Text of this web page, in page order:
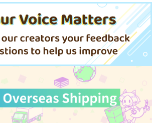
歪愛
果物動物
そのこ、どこの狐？
新ジャガ
787円（税込）
五条悟×虎杖悠仁
サンプル
ARCHES
629円（税込）
呪術廻戦
五条悟
夏油傑
家入硝子
サンプル